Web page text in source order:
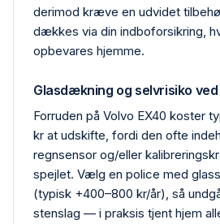
derimod kræve en udvidet
dækkes via din indbo­forsikring,
opbevares hjemme.
Glasdækning og selvrisiko
Forruden på Volvo EX40 koster
kr at udskifte, fordi den ofte
regn­sensor og/eller
spejlet. Vælg en police med
(typisk +400–800 kr/år), så
stenslag — i praksis tjent hjem